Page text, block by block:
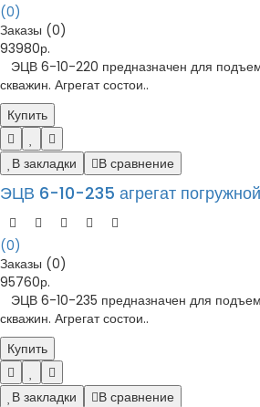
(0)
Заказы (0)
93980р.
ЭЦВ 6-10-220 предназначен для
скважин. Агрегат состои..
Купить
В закладки В сравнение
ЭЦВ 6-10-235 агрегат
(0)
Заказы (0)
95760р.
ЭЦВ 6-10-235 предназначен для
скважин. Агрегат состои..
Купить
В закладки В сравнение